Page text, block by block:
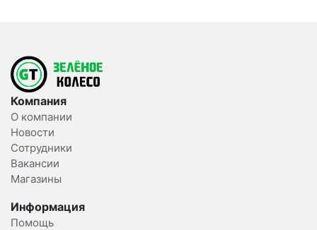
Компания
О компании
Новости
Сотрудники
Вакансии
Магазины
Информация
Помощь